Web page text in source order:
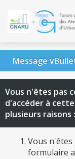
Message
Vous n'êtes pas
d'accéder à
plusieurs raisons :
Vous n'êtes
formulaire